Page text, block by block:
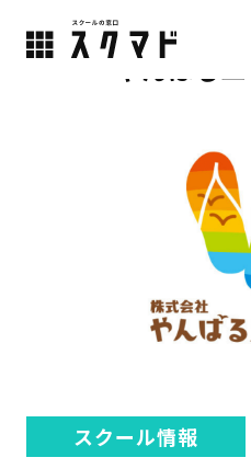
やんばる
スクール情報